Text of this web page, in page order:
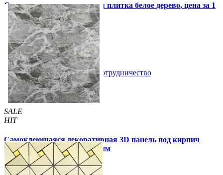
Самоклеящаяся виниловая плитка белое дерево, цена за 1
шт. (СВП-015)
57 грн. 115 грн.
Купить В закладки Сотрудничество
SALE
HIT
Самоклеющаяся декоративная 3D панель под кирпич
черный мрамор 700x770x3мм
59 грн. /шт 160 грн./шт